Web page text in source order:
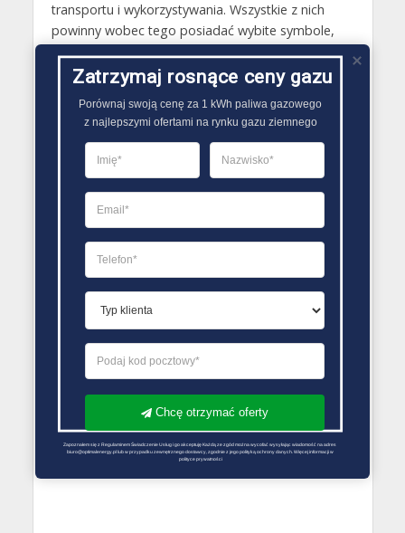
transportu i wykorzystywania. Wszystkie z nich
powinny wobec tego posiadać wybite symbole,
które określają producenta zbiornika, a także
określają materiał z jakiego zostały
wyprodukowane. Dodatkowo na butli używanej do
przechowywania gazów technicznych nie może
pozbawionego gazu zbiornika, możliwym do
zastosowania ciśnieniu roboczym, normach
spełnianych przez nią, terminie legalizacji, terminie
wytworzenia..
PORÓWNYWARKA OFERT GAZU
Zatrzymaj rosnące ceny gazu
Porównaj swoją cenę za 1 kWh paliwa gazowego
z najlepszymi ofertami na rynku gazu ziemnego
Chcę otrzymać oferty
Zapoznałem się z Regulaminem Świadczenie Usług i go akceptuję Każdą ze zgód można wycofać wysyłając wiadomość na adres
biuro@optimalenergy.pl lub w przypadku zewnętrznego dostawcy, zgodnie z jego polityką ochrony danych. Więcej informacji w
polityce prywatności